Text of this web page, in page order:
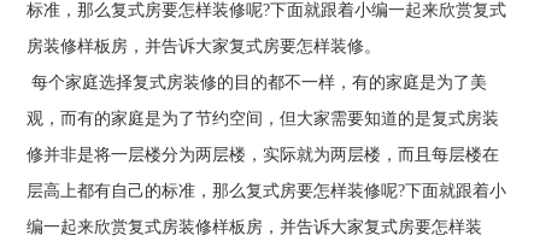
标准，那么复式房要怎样装修呢?下面就跟着小编一起来欣赏复式
房装修样板房，并告诉大家复式房要怎样装修。
每个家庭选择复式房装修的目的都不一样，有的家庭是为了美
观，而有的家庭是为了节约空间，但大家需要知道的是复式房装
修并非是将一层楼分为两层楼，实际就为两层楼，而且每层楼在
层高上都有自己的标准，那么复式房要怎样装修呢?下面就跟着小
编一起来欣赏复式房装修样板房，并告诉大家复式房要怎样装